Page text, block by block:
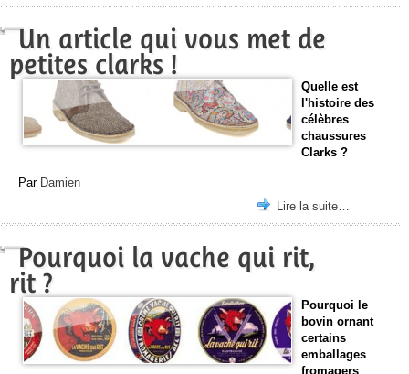
Un article qui vous met de
petites clarks !
Quelle est
l'histoire des
célèbres
chaussures
Clarks ?
Par Damien
Lire la suite…
Pourquoi la vache qui rit,
rit ?
Pourquoi le
bovin ornant
certains
emballages
fromagers